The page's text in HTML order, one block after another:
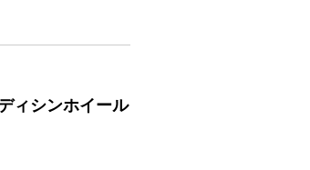
ィシンホイール